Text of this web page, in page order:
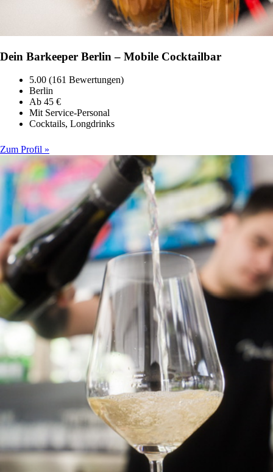
Dein Barkeeper Berlin – Mobile Cocktailbar
5.00 (161 Bewertungen)
Berlin
Ab 45 €
Mit Service-Personal
Cocktails, Longdrinks
Zum Profil »